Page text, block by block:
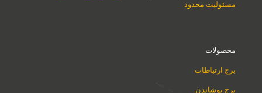
مسئولیت محدود
محصولات
برج ارتباطات
برج پوشاندن